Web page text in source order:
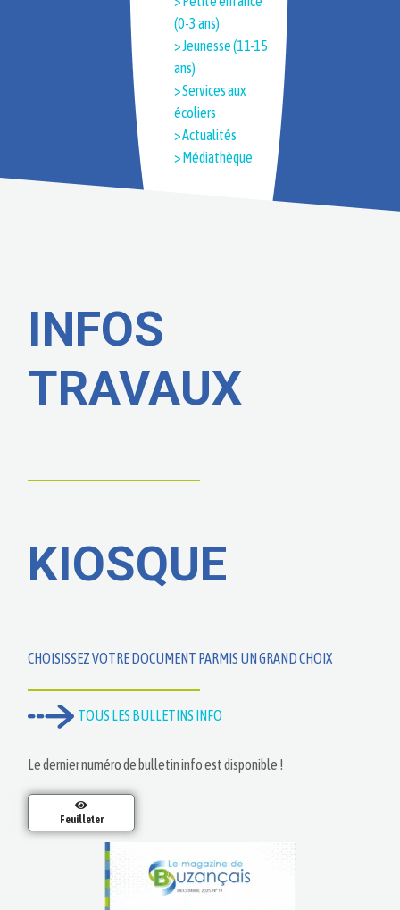
(0-3 ans)
> Jeunesse (11-15
ans)
> Services aux
écoliers
> Actualités
> Médiathèque
INFOS
TRAVAUX
KIOSQUE
CHOISISSEZ VOTRE DOCUMENT PARMIS UN GRAND CHOIX
TOUS LES BULLETINS INFO
Le dernier numéro de bulletin info est disponible !
Feuilleter